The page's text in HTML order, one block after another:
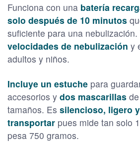
Funciona con una batería
solo después de 10 minutos
suficiente para una nebulización.
velocidades de nebulización y
adultos y niños.
Incluye un estuche para
accesorios y dos mascarillas
tamaños. Es silencioso, ligero
transportar pues mide tan solo
pesa 750 gramos.